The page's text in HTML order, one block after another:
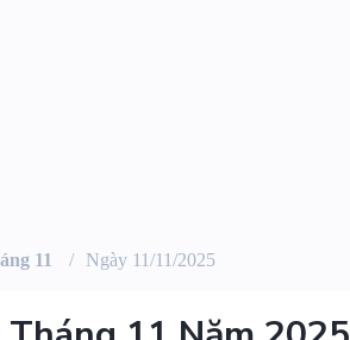
11 Ngày 11/11/2025